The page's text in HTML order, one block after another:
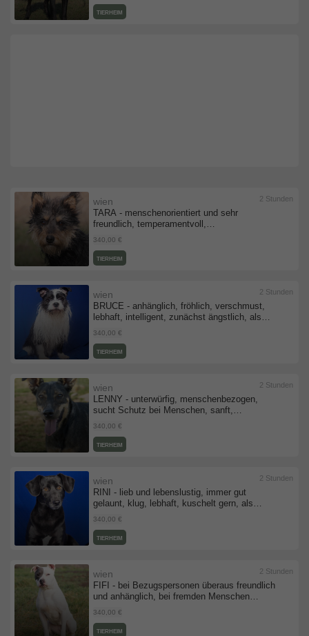
TIERHEIM
TARA - menschenorientiert und sehr
freundlich, temperamentvoll,
bewegungsfreudig, intelligent, Mischling -
Hündin
wien
340,00 €
2 Stunden
TIERHEIM
BRUCE - anhänglich, fröhlich, verschmust,
lebhaft, intelligent, zunächst ängstlich, als
Zweithund zu einer Hündin, Boston Terrier
Mischling - Rüde
wien
340,00 €
2 Stunden
TIERHEIM
LENNY - unterwürfig, menschenbezogen,
sucht Schutz bei Menschen, sanft,
verschmust, verspielt, Mischling (Video-Link
vorhanden) - Rüde
wien
340,00 €
2 Stunden
TIERHEIM
RINI - lieb und lebenslustig, immer gut
gelaunt, klug, lebhaft, kuschelt gern, als
Zweithund zu einer Hündin, Dackel Mischling -
Rüde
wien
340,00 €
2 Stunden
TIERHEIM
FIFI - bei Bezugspersonen überaus freundlich
und anhänglich, bei fremden Menschen
unsicher, nervös, misstrauisch,
möglicherweise anfangs aggressiv, American
Staffordshire Terrier (Video auf HP) - Hündin
wien
340,00 €
2 Stunden
TIERHEIM